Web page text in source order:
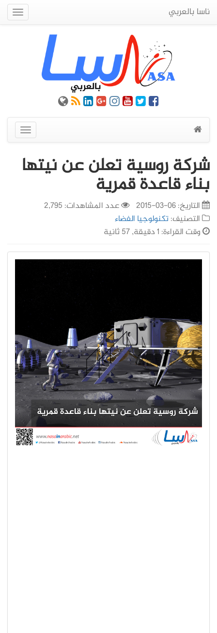
ناسا بالعربي
عرض
القائمة
شركة روسية تعلن عن نيتها
بناء قاعدة قمرية
التاريخ:06-03-2015
عدد المشاهدات: 2,795
التصنيف:تكنولوجيا الفضاء
وقت القراءة: 1 دقيقة, 57 ثانية